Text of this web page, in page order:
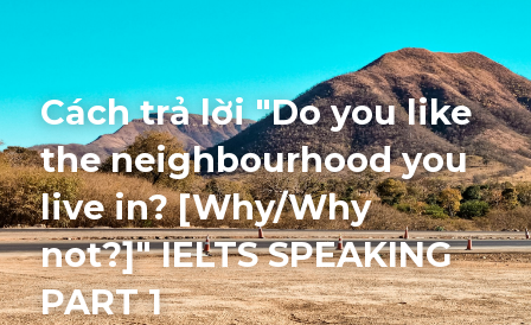
Cách trả lời "Do you like
the neighbourhood you
live in? [Why/Why
not?]" IELTS SPEAKING
PART 1